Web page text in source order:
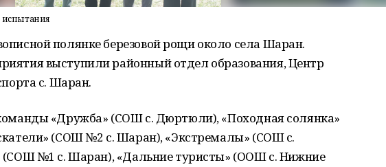
испытания
полянке березовой рощи около села Шаран.
выступили районный отдел образования, Центр
с. Шаран.
«Дружба» (СОШ с. Дюртюли), «Походная солянка»
(СОШ №2 с. Шаран), «Экстремалы» (СОШ с.
(СОШ №1 с. Шаран), «Дальние туристы» (ООШ с. Нижние